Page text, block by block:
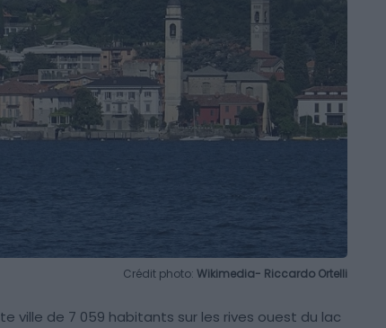
Crédit photo: Wikimedia- Riccardo Ortelli
ville de 7 059 habitants sur les rives ouest du lac